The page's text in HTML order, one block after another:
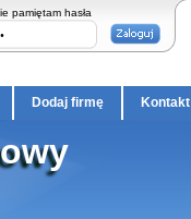
pamiętam hasła
Dodaj firmę Kontakt